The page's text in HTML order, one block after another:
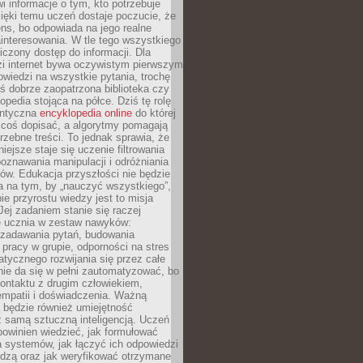
informacje o tym, kto potrzebuje
temu uczeń dostaje poczucie, że
bo odpowiada na jego realne
W tle tego wszystkiego
dostęp do informacji. Dla
internet bywa oczywistym pierwszym
na wszystkie pytania, trochę
dobrze zaopatrzona biblioteka czy
stojąca na półce. Dziś tę rolę
encyklopedia online do której
dopisać, a algorytmy pomagają
treści. To jednak sprawia, że
staje się uczenie filtrowania
manipulacji i odróżniania
Edukacja przyszłości nie będzie
na tym, by „nauczyć wszystkiego”,
przyrostu wiedzy jest to misja
zadaniem stanie się raczej
ucznia w zestaw nawyków:
pytań, budowania
pracy w grupie, odporności na stres
rozwijania się przez całe
da się w pełni zautomatyzować, bo
z drugim człowiekiem,
i doświadczenia. Ważną
również umiejętność
samą sztuczną inteligencją. Uczeń
wiedzieć, jak formułować
systemów, jak łączyć ich odpowiedzi
oraz jak weryfikować otrzymane